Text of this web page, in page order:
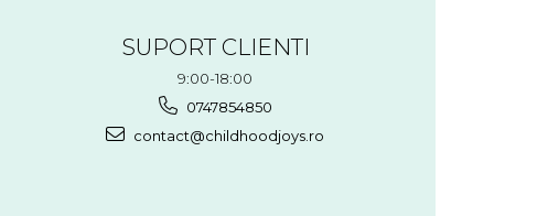
SUPORT CLIENTI
9:00-18:00
0747854850
contact@childhoodjoys.ro